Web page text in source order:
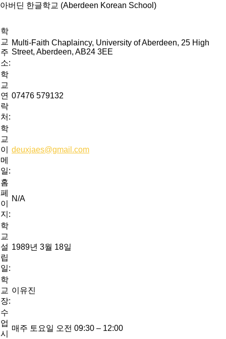
아버딘 한글학교 (Aberdeen Korean School)
학
교
주
소:
Multi-Faith Chaplaincy, University of Aberdeen, 25 High
Street, Aberdeen, AB24 3EE
학
교
연
락
처:
07476 579132
학
교
이
메
일:
deuxjaes@gmail.com
홈
페
이
지:
N/A
학
교
설
립
일:
1989년 3월 18일
학
교
장:
이유진
수
업
시
매주 토요일 오전 09:30 – 12:00